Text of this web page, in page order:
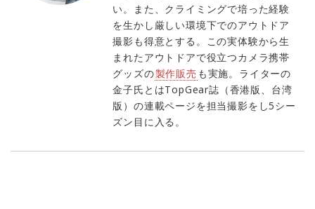
い。また、クライミングで培った経験
を生かし厳しい環境下でのアウトドア
撮影も得意とする。この実体験から生
まれたアウトドアで役立つカメラ携帯
グッズの製作販売 も実施。ライターの
金子氏とはTopGear誌（香港版、台湾
版）の連載ページを担当撮影をし5シー
ズン目に入る。